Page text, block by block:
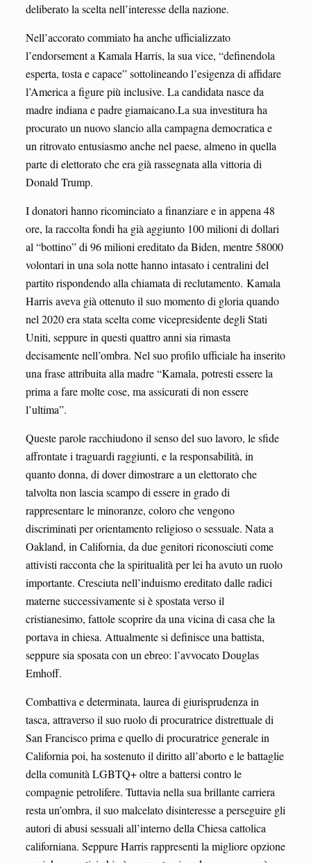
deliberato la scelta nell’interesse della nazione.
Nell’accorato commiato ha anche ufficializzato
l’endorsement a Kamala Harris, la sua vice, “definendola
esperta, tosta e capace” sottolineando l’esigenza di affidare
l’America a figure più inclusive. La candidata nasce da
madre indiana e padre giamaicano.La sua investitura ha
procurato un nuovo slancio alla campagna democratica e
un ritrovato entusiasmo anche nel paese, almeno in quella
parte di elettorato che era già rassegnata alla vittoria di
Donald Trump.
I donatori hanno ricominciato a finanziare e in appena 48
ore, la raccolta fondi ha già aggiunto 100 milioni di dollari
al “bottino” di 96 milioni ereditato da Biden, mentre 58000
volontari in una sola notte hanno intasato i centralini del
partito rispondendo alla chiamata di reclutamento. Kamala
Harris aveva già ottenuto il suo momento di gloria quando
nel 2020 era stata scelta come vicepresidente degli Stati
Uniti, seppure in questi quattro anni sia rimasta
decisamente nell’ombra. Nel suo profilo ufficiale ha inserito
una frase attribuita alla madre “Kamala, potresti essere la
prima a fare molte cose, ma assicurati di non essere
l’ultima”.
Queste parole racchiudono il senso del suo lavoro, le sfide
affrontate i traguardi raggiunti, e la responsabilità, in
quanto donna, di dover dimostrare a un elettorato che
talvolta non lascia scampo di essere in grado di
rappresentare le minoranze, coloro che vengono
discriminati per orientamento religioso o sessuale. Nata a
Oakland, in California, da due genitori riconosciuti come
attivisti racconta che la spiritualità per lei ha avuto un ruolo
importante. Cresciuta nell’induismo ereditato dalle radici
materne successivamente si è spostata verso il
cristianesimo, fattole scoprire da una vicina di casa che la
portava in chiesa. Attualmente si definisce una battista,
seppure sia sposata con un ebreo: l’avvocato Douglas
Emhoff.
Combattiva e determinata, laurea di giurisprudenza in
tasca, attraverso il suo ruolo di procuratrice distrettuale di
San Francisco prima e quello di procuratrice generale in
California poi, ha sostenuto il diritto all’aborto e le battaglie
della comunità LGBTQ+ oltre a battersi contro le
compagnie petrolifere. Tuttavia nella sua brillante carriera
resta un’ombra, il suo malcelato disinteresse a perseguire gli
autori di abusi sessuali all’interno della Chiesa cattolica
californiana. Seppure Harris rappresenti la migliore opzione